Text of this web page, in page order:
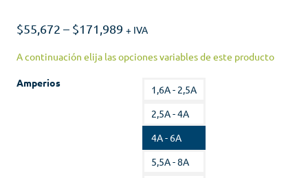
$55,672 – $171,989 + IVA
Amperios
1,6A - 2,5A
2,5A - 4A
4A - 6A
5,5A - 8A